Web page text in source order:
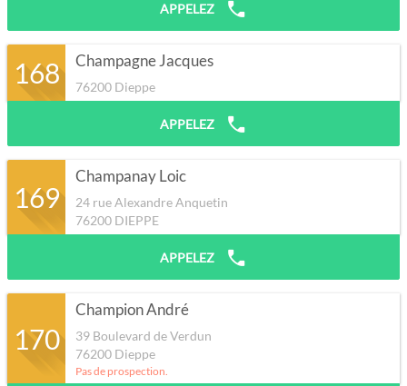
APPELEZ
168 Champagne Jacques
76200 Dieppe
APPELEZ
169
Champanay Loic
24 rue Alexandre Anquetin
76200 DIEPPE
APPELEZ
170
Champion André
39 Boulevard de Verdun
76200 Dieppe
Pas de prospection.